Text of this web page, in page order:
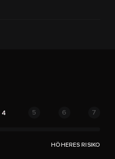
4 5 6 7
HÖHERES RISIKO